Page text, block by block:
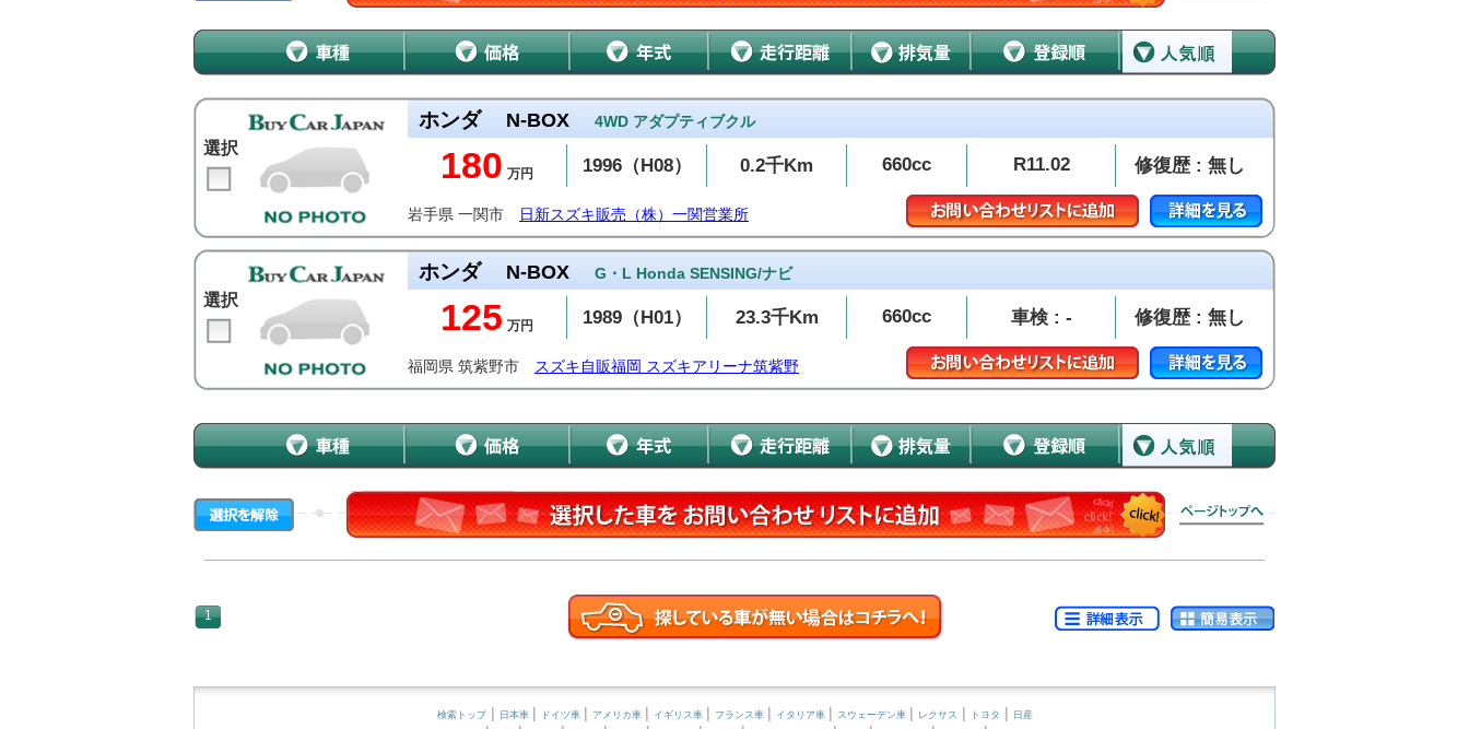
選択
ホンダ N-BOX 4WD アダプティブクル
180 万円 1996（H08） 0.2千Km 660cc R11.02 修復歴 : 無し
岩手県 一関市 日新スズキ販売（株）一関営業所
選択
ホンダ N-BOX G・L Honda SENSING/ナビ
125 万円 1989（H01） 23.3千Km 660cc 車検 : - 修復歴 : 無し
福岡県 筑紫野市 スズキ自販福岡 スズキアリーナ筑紫野
1
検索トップ| 日本車 | ドイツ車 | アメリカ車 | イギリス車 | フランス車 | イタリア車 | スウェーデン車 | レクサス | トヨタ |
日産